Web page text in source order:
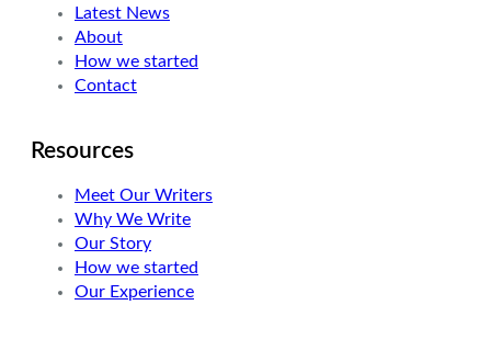
r
I
r
m
Latest News
About
How we started
Contact
Resources
Meet Our Writers
Why We Write
Our Story
How we started
Our Experience